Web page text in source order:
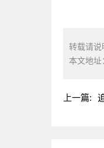
转载请说
本文地址
上一篇: